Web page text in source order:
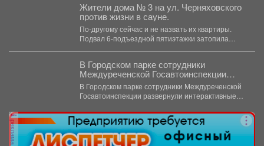
Жители дома № 3 на ул. Черняховского
против жизни в сауне.
По-другому сейчас и не назвать их квартиры.
Подвал 6-подъездной пятиэтажки затопила
В Городском парке сотрудники
Междуреченской Госавтоинспекции
развернули интерактивные
профилактические площадки
В Городском парке сотрудники Междуреченской
Госавтоинспекции развернули интерактивные
Правил дорожного движения...
реклама